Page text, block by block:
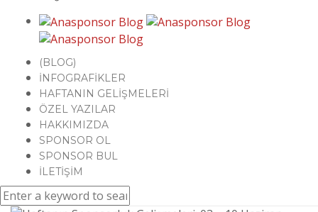
(BLOG)
İNFOGRAFİKLER
HAFTANIN GELİŞMELERİ
ÖZEL YAZILAR
HAKKIMIZDA
SPONSOR OL
SPONSOR BUL
İLETİŞİM